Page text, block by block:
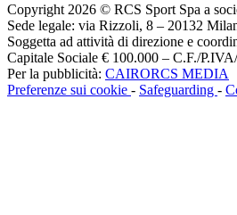
Copyright 2026 © RCS Sport Spa a
Sede legale: via Rizzoli, 8 – 20132
Soggetta ad attività di direzione e
Capitale Sociale € 100.000 – C.F./
Per la pubblicità: CAIRORCS MEDIA
Preferenze sui cookie - Safeguarding -